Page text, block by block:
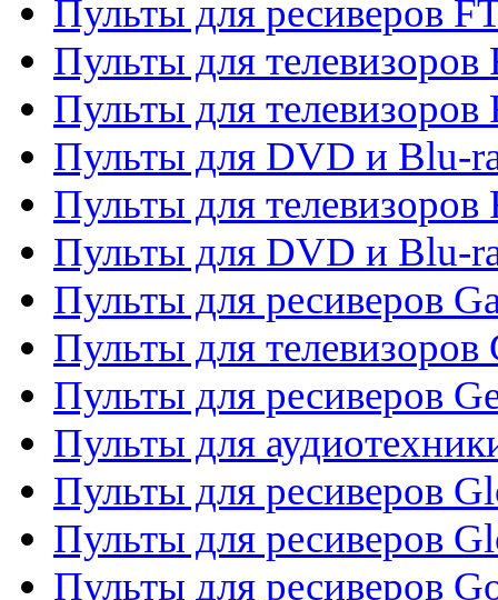
Пульты для ресиверов
Пульты для телевизоров
Пульты для телевизоров
Пульты для DVD и Blu-
Пульты для телевизоров
Пульты для DVD и Blu-
Пульты для ресиверов
Пульты для телевизоров
Пульты для ресиверов
Пульты для
Пульты для ресиверов
Пульты для ресиверов
Пульты для ресиверов